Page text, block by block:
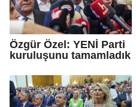
Özgür Özel: YENİ Parti
kuruluşunu tamamladık